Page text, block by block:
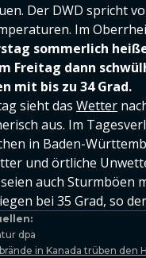
Der DWD spricht
Im
sommerlich
Freitag dann
mit bis zu 34 Grad.
sieht das Wetter
aus. Im
in Baden-
und örtliche
auch Sturmböen
bei 35 Grad, so
dpa
in Kanada trüben den